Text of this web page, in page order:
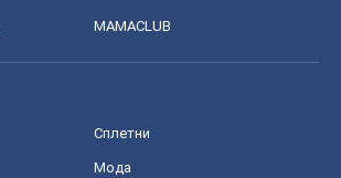
MAMACLUB
Сплетни
Мода